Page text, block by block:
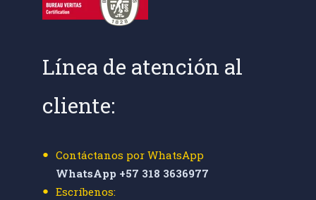
Línea de atención al
cliente:
Contáctanos por WhatsApp
WhatsApp +57 318 3636977
Escríbenos: